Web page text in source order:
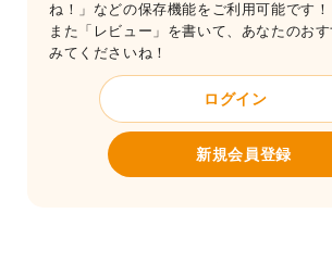
ね！」などの保存機能をご利用可能です！
また「レビュー」を書いて、あなたのお
みてくださいね！
ログイン
新規会員登録